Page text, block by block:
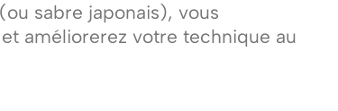
sabre japonais), vous
améliorerez votre technique au